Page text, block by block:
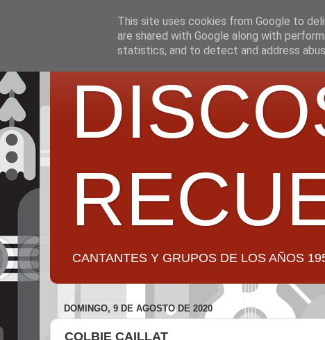
CANTANTES Y GRUPOS DE LOS AÑOS
DOMINGO, 9 DE AGOSTO DE 2020
COLBIE CAILLAT
This site uses cookies from Google to
are shared with Google along with
statistics, and to detect and address